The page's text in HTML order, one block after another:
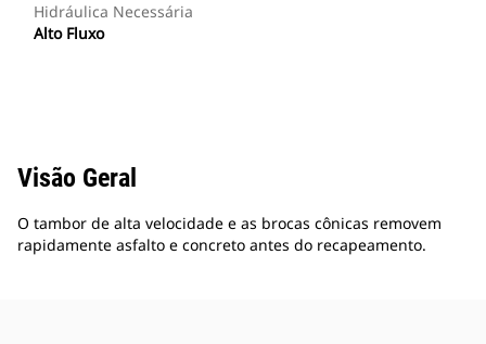
Hidráulica Necessária
Alto Fluxo
Visão Geral
O tambor de alta velocidade e as brocas cônicas removem
rapidamente asfalto e concreto antes do recapeamento.